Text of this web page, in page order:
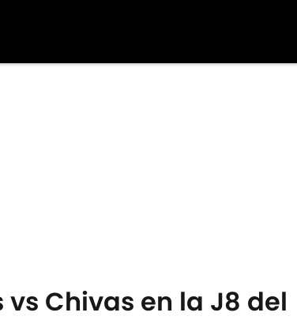
Chivas en la J8 del